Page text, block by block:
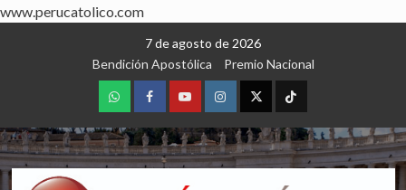
www.perucatolico.com
7 de agosto de 2026
Bendición Apostólica
Premio Nacional
WhatsAppFacebookYoutubeInstagram
X TikTok